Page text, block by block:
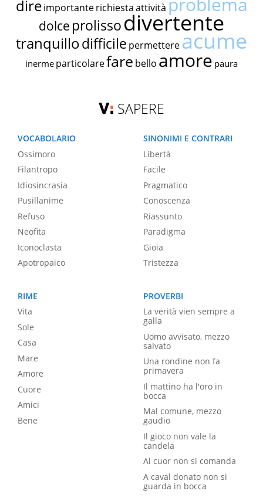
dire importante richiestaattività
dolce prolissodivertente
tranquillodifficile permettereacume
inerme particolarefare bello amore paura
SAPERE
VOCABOLARIO
Ossimoro
Filantropo
Idiosincrasia
Pusillanime
Refuso
Neofita
Iconoclasta
Apotropaico
SINONIMI E CONTRARI
Libertà
Facile
Pragmatico
Conoscenza
Riassunto
Paradigma
Gioia
Tristezza
RIME
Vita
Sole
Casa
Mare
Amore
Cuore
Amici
Bene
PROVERBI
La verità vien sempre a
galla
Uomo avvisato, mezzo
salvato
Una rondine non fa
primavera
Il mattino ha l'oro in
bocca
Mal comune, mezzo
gaudio
Il gioco non vale la
candela
Al cuor non si comanda
A caval donato non si
guarda in bocca